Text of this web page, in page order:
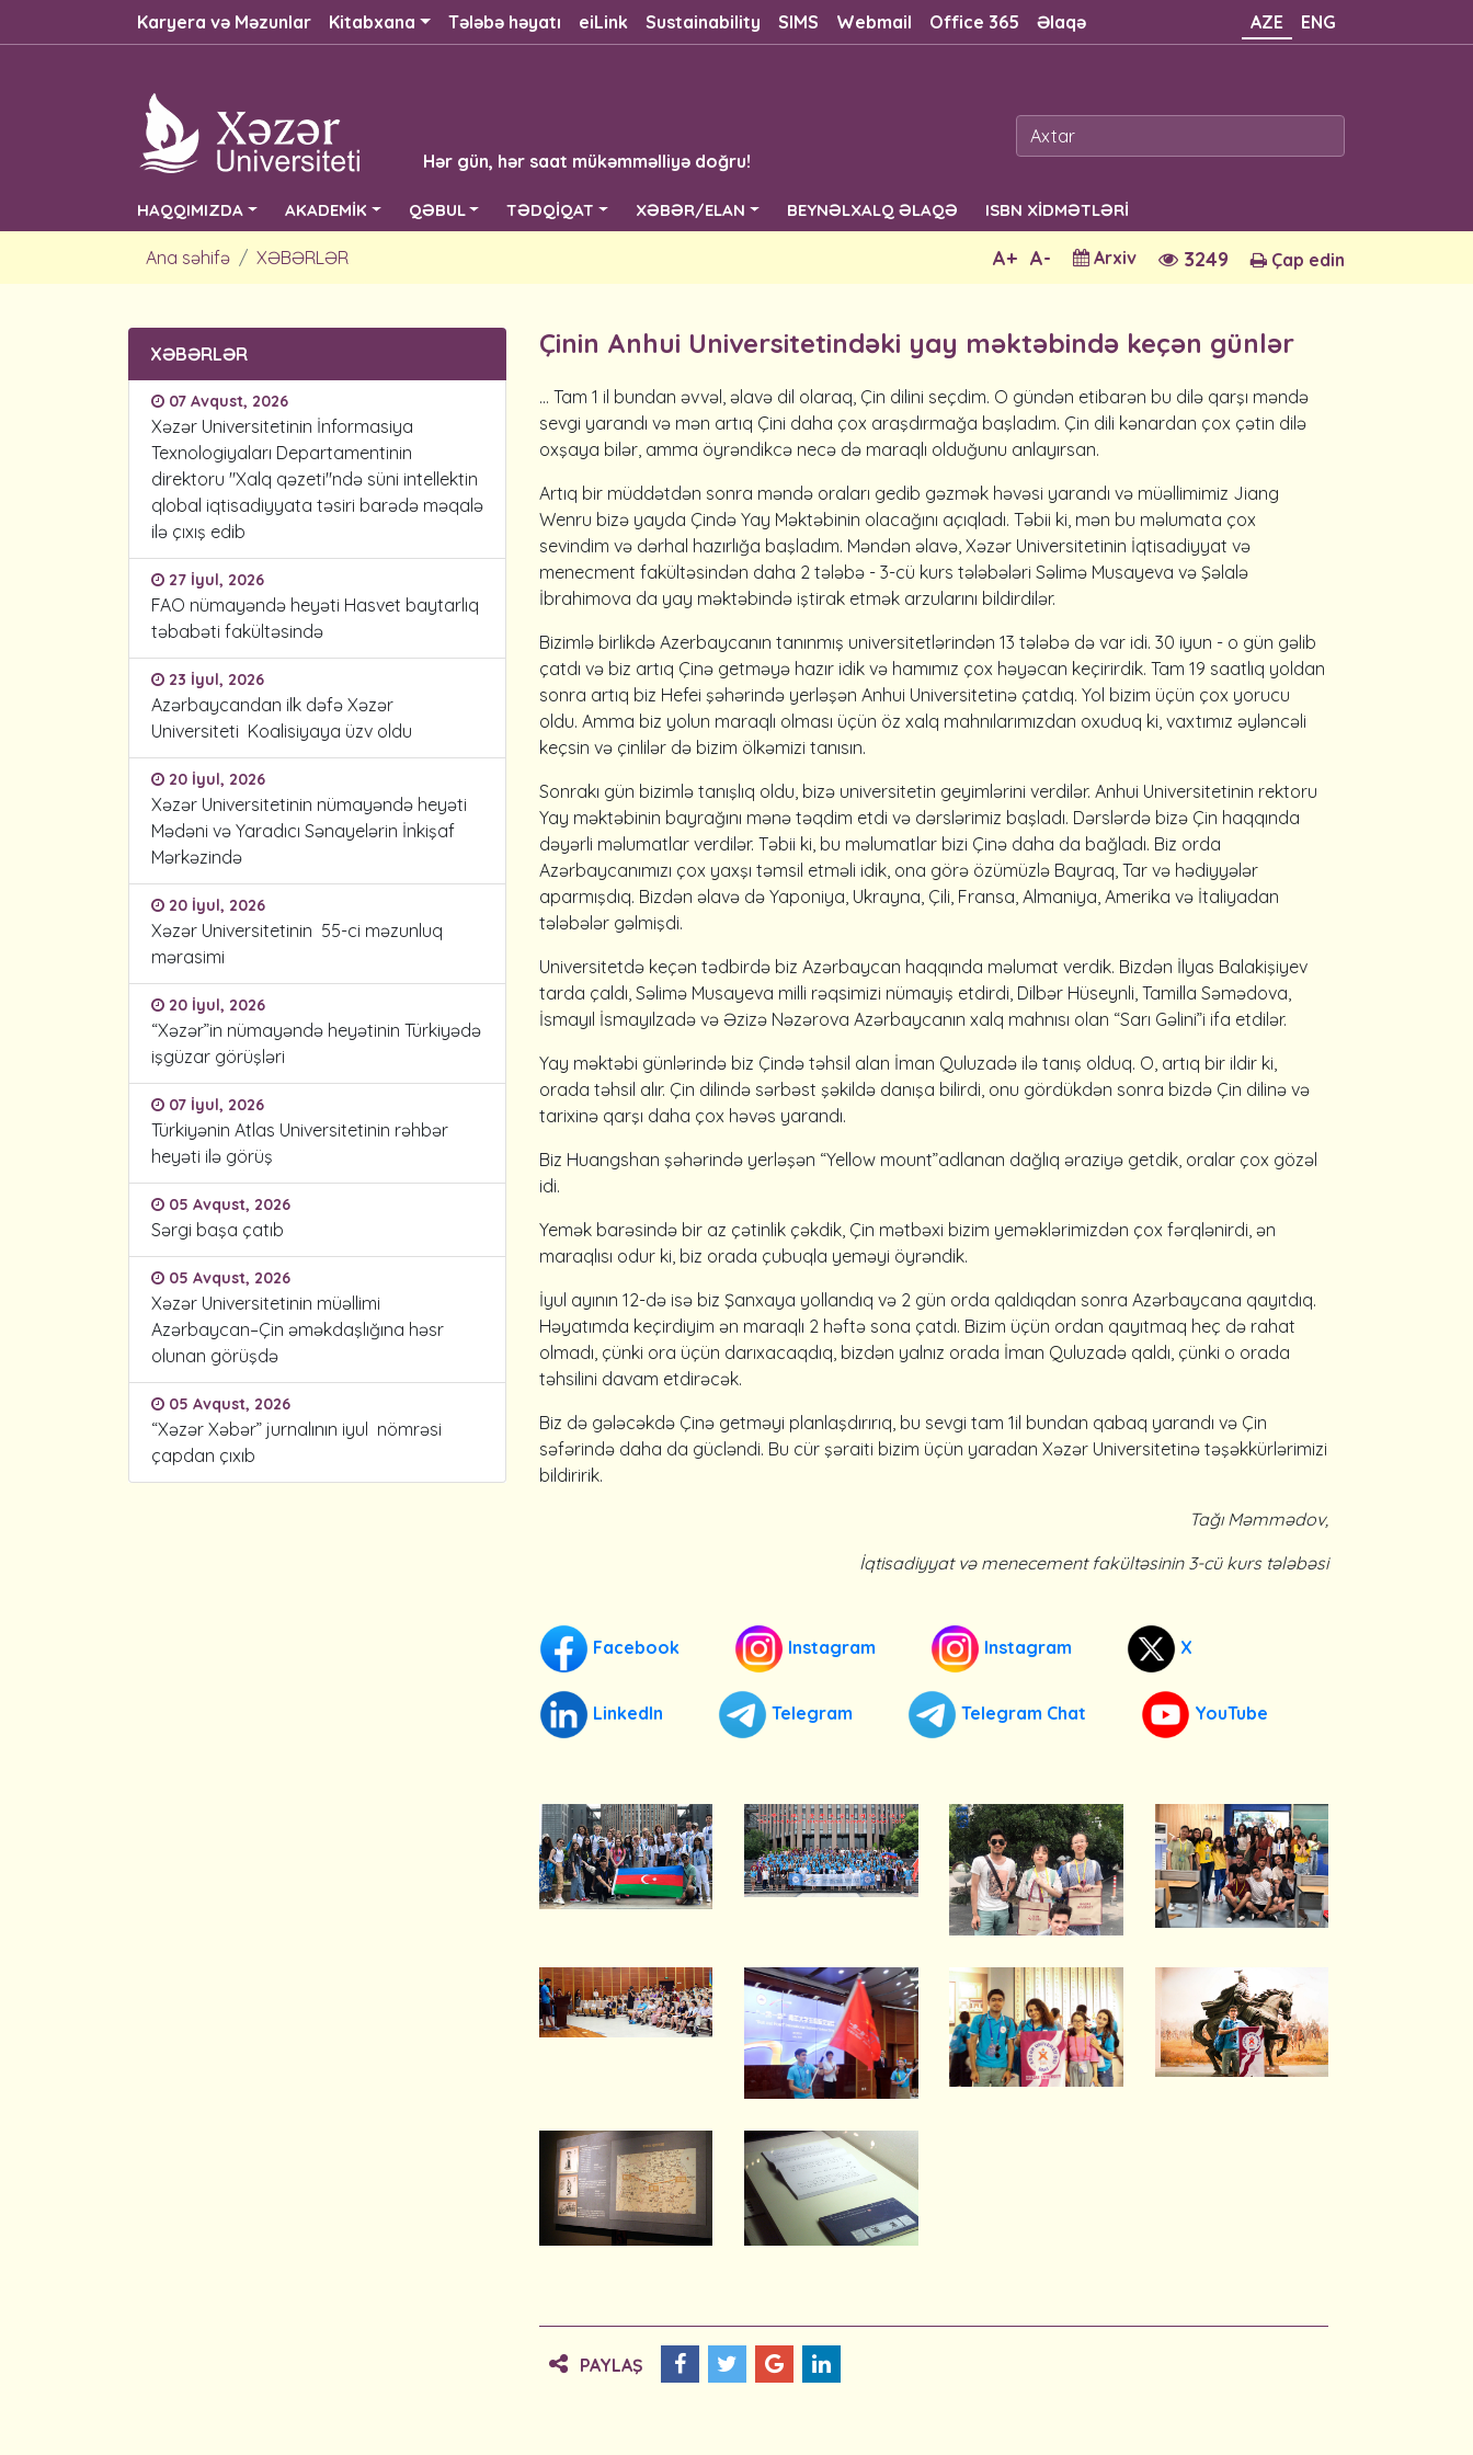
Karyera və Məzunlar Kitabxana Tələbə həyatı eiLink Sustainability SIMS Webmail Office 365 Əlaqə AZE ENG
Hər gün, hər saat mükəmməlliyə doğru!
HAQQIMIZDA AKADEMİK QƏBUL TƏDQİQAT XƏBƏR/ELAN BEYNƏLXALQ ƏLAQƏ ISBN XİDMƏTLƏRİ
Ana səhifə XƏBƏRLƏR Çap edin
3249
Arxiv
A-
A+
XƏBƏRLƏR
07 Avqust, 2026
Xəzər Universitetinin İnformasiya
Texnologiyaları Departamentinin
direktoru "Xalq qəzeti"ndə süni intellektin
qlobal iqtisadiyyata təsiri barədə məqalə
ilə çıxış edib
27 İyul, 2026
FAO nümayəndə heyəti Hasvet baytarlıq
təbabəti fakültəsində
23 İyul, 2026
Azərbaycandan ilk dəfə Xəzər
Universiteti Koalisiyaya üzv oldu
20 İyul, 2026
Xəzər Universitetinin nümayəndə heyəti
Mədəni və Yaradıcı Sənayelərin İnkişaf
Mərkəzində
20 İyul, 2026
Xəzər Universitetinin 55-ci məzunluq
mərasimi
20 İyul, 2026
“Xəzər”in nümayəndə heyətinin Türkiyədə
işgüzar görüşləri
07 İyul, 2026
Türkiyənin Atlas Universitetinin rəhbər
heyəti ilə görüş
05 Avqust, 2026
Sərgi başa çatıb
05 Avqust, 2026
Xəzər Universitetinin müəllimi
Azərbaycan–Çin əməkdaşlığına həsr
olunan görüşdə
05 Avqust, 2026
“Xəzər Xəbər” jurnalının iyul nömrəsi
çapdan çıxıb
Çinin Anhui Universitetindəki yay məktəbində keçən günlər
… Tam 1 il bundan əvvəl, əlavə dil olaraq, Çin dilini seçdim. O gündən etibarən bu dilə qarşı məndə
sevgi yarandı və mən artıq Çini daha çox araşdırmağa başladım. Çin dili kənardan çox çətin dilə
oxşaya bilər, amma öyrəndikcə necə də maraqlı olduğunu anlayırsan.
Artıq bir müddətdən sonra məndə oraları gedib gəzmək həvəsi yarandı və müəllimimiz Jiang
Wenru bizə yayda Çində Yay Məktəbinin olacağını açıqladı. Təbii ki, mən bu məlumata çox
sevindim və dərhal hazırlığa başladım. Məndən əlavə, Xəzər Universitetinin İqtisadiyyat və
menecment fakültəsindən daha 2 tələbə - 3-cü kurs tələbələri Səlimə Musayeva və Şəlalə
İbrahimova da yay məktəbində iştirak etmək arzularını bildirdilər.
Bizimlə birlikdə Azerbaycanın tanınmış universitetlərindən 13 tələbə də var idi. 30 iyun - o gün gəlib
çatdı və biz artıq Çinə getməyə hazır idik və hamımız çox həyəcan keçirirdik. Tam 19 saatlıq yoldan
sonra artıq biz Hefei şəhərində yerləşən Anhui Universitetinə çatdıq. Yol bizim üçün çox yorucu
oldu. Amma biz yolun maraqlı olması üçün öz xalq mahnılarımızdan oxuduq ki, vaxtımız əyləncəli
keçsin və çinlilər də bizim ölkəmizi tanısın.
Sonrakı gün bizimlə tanışlıq oldu, bizə universitetin geyimlərini verdilər. Anhui Universitetinin rektoru
Yay məktəbinin bayrağını mənə təqdim etdi və dərslərimiz başladı. Dərslərdə bizə Çin haqqında
dəyərli məlumatlar verdilər. Təbii ki, bu məlumatlar bizi Çinə daha da bağladı. Biz orda
Azərbaycanımızı çox yaxşı təmsil etməli idik, ona görə özümüzlə Bayraq, Tar və hədiyyələr
aparmışdıq. Bizdən əlavə də Yaponiya, Ukrayna, Çili, Fransa, Almaniya, Amerika və İtaliyadan
tələbələr gəlmişdi.
Universitetdə keçən tədbirdə biz Azərbaycan haqqında məlumat verdik. Bizdən İlyas Balakişiyev
tarda çaldı, Səlimə Musayeva milli rəqsimizi nümayiş etdirdi, Dilbər Hüseynli, Tamilla Səmədova,
İsmayıl İsmayılzadə və Əzizə Nəzərova Azərbaycanın xalq mahnısı olan “Sarı Gəlini”i ifa etdilər.
Yay məktəbi günlərində biz Çində təhsil alan İman Quluzadə ilə tanış olduq. O, artıq bir ildir ki,
orada təhsil alır. Çin dilində sərbəst şəkildə danışa bilirdi, onu gördükdən sonra bizdə Çin dilinə və
tarixinə qarşı daha çox həvəs yarandı.
Biz Huangshan şəhərində yerləşən “Yellow mount”adlanan dağlıq əraziyə getdik, oralar çox gözəl
idi.
Yemək barəsində bir az çətinlik çəkdik, Çin mətbəxi bizim yeməklərimizdən çox fərqlənirdi, ən
maraqlısı odur ki, biz orada çubuqla yeməyi öyrəndik.
İyul ayının 12-də isə biz Şanxaya yollandıq və 2 gün orda qaldıqdan sonra Azərbaycana qayıtdıq.
Həyatımda keçirdiyim ən maraqlı 2 həftə sona çatdı. Bizim üçün ordan qayıtmaq heç də rahat
olmadı, çünki ora üçün darıxacaqdıq, bizdən yalnız orada İman Quluzadə qaldı, çünki o orada
təhsilini davam etdirəcək.
Biz də gələcəkdə Çinə getməyi planlaşdırırıq, bu sevgi tam 1il bundan qabaq yarandı və Çin
səfərində daha da gücləndi. Bu cür şəraiti bizim üçün yaradan Xəzər Universitetinə təşəkkürlərimizi
bildiririk.
Tağı Məmmədov,
İqtisadiyyat və menecement fakültəsinin 3-cü kurs tələbəsi
Facebook Instagram Instagram X
LinkedIn Telegram Telegram Chat YouTube
PAYLAŞ